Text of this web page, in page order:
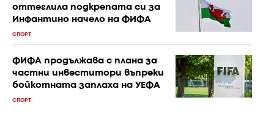
оттеглила подкрепата си за
Инфантино начело на ФИФА
СПОРТ
ФИФА продължава с плана за
частни инвеститори въпреки
бойкотната заплаха на УЕФА
СПОРТ